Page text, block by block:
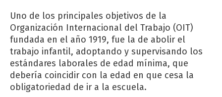
Uno de los principales objetivos de la
Organización Internacional del Trabajo (OIT)
fundada en el año 1919, fue la de abolir el
trabajo infantil, adoptando y supervisando los
estándares laborales de edad mínima, que
debería coincidir con la edad en que cesa la
obligatoriedad de ir a la escuela.